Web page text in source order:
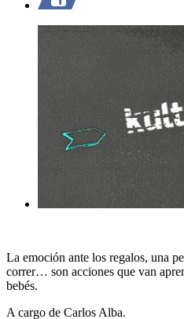
La emoción ante los regalos, una
correr… son acciones que van
bebés.
A cargo de Carlos Alba.